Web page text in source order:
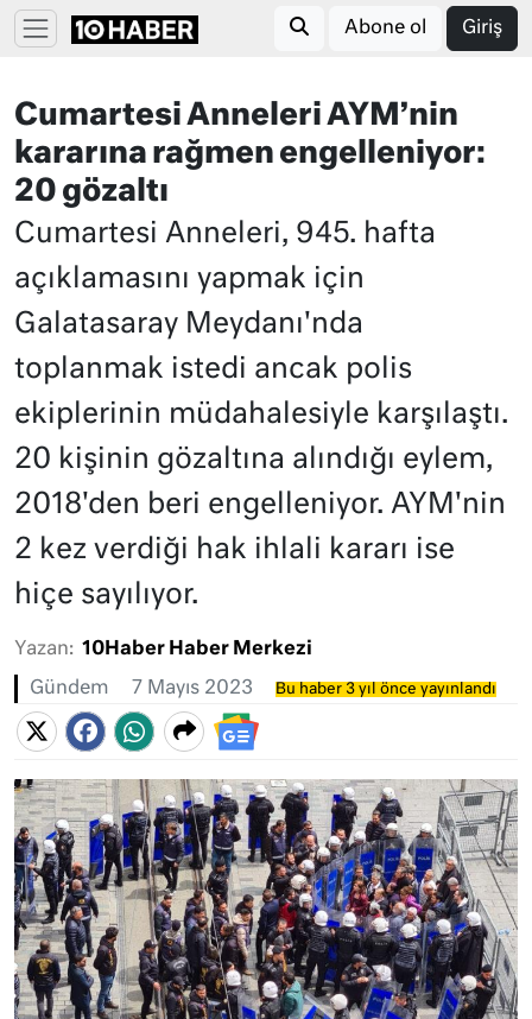
Abone ol Giriş
Cumartesi Anneleri AYM’nin
kararına rağmen engelleniyor:
20 gözaltı
Cumartesi Anneleri, 945. hafta
açıklamasını yapmak için
Galatasaray Meydanı'nda
toplanmak istedi ancak polis
ekiplerinin müdahalesiyle karşılaştı.
20 kişinin gözaltına alındığı eylem,
2018'den beri engelleniyor. AYM'nin
2 kez verdiği hak ihlali kararı ise
hiçe sayılıyor.
Yazan: 10Haber Haber Merkezi
Gündem 7 Mayıs 2023 Bu haber 3 yıl önce yayınlandı